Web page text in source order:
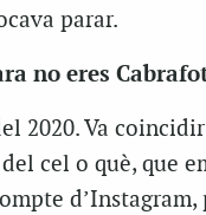
parar.
no eres
2020. Va
del cel o què, que